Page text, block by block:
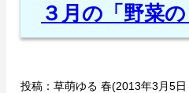
３月の「野菜の
投稿：草萌ゆる 春(2013年3月5日